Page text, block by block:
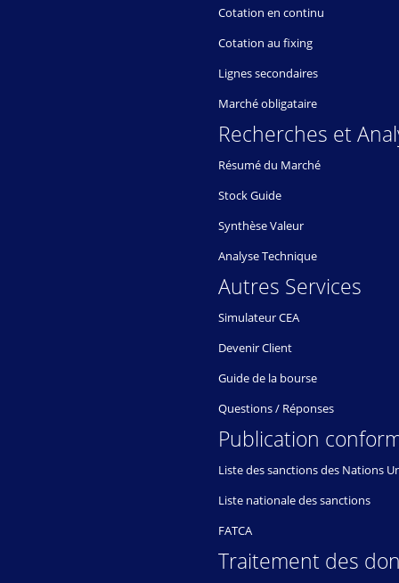
Cotation en continu
Cotation au fixing
Lignes secondaires
Marché obligataire
Recherches et
Résumé du Marché
Stock Guide
Synthèse Valeur
Analyse Technique
Autres Services
Simulateur CEA
Devenir Client
Guide de la bourse
Questions / Réponses
Publication
Liste des sanctions des Nations
Liste nationale des sanctions
FATCA
Traitement des